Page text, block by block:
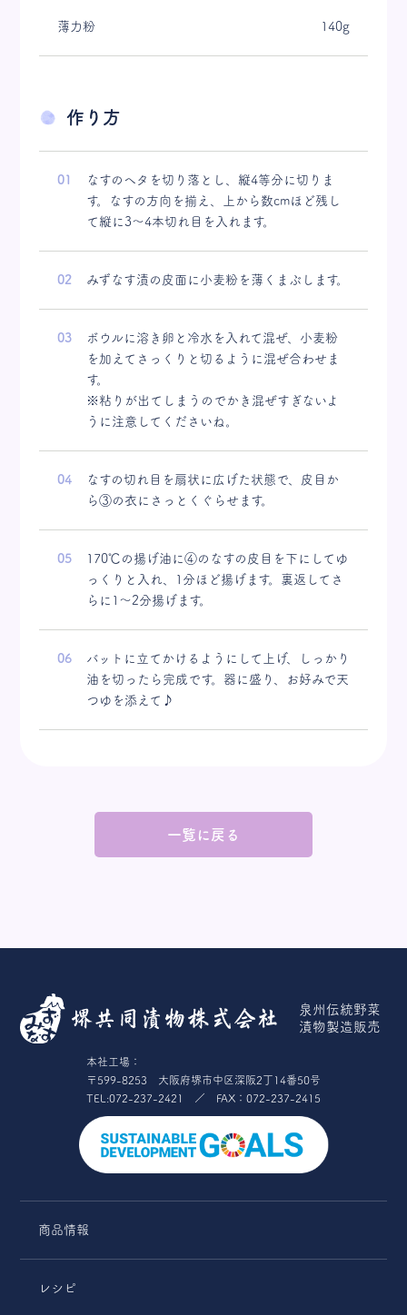
薄力粉 140g
作り方
なすのヘタを切り落とし、縦4等分に切りま
す。なすの方向を揃え、上から数cmほど残し
て縦に3〜4本切れ目を入れます。
みずなす漬の皮面に小麦粉を薄くまぶします。
ボウルに溶き卵と冷水を入れて混ぜ、小麦粉
を加えてさっくりと切るように混ぜ合わせま
す。
※粘りが出てしまうのでかき混ぜすぎないよ
うに注意してくださいね。
なすの切れ目を扇状に広げた状態で、皮目か
ら③の衣にさっとくぐらせます。
170℃の揚げ油に④のなすの皮目を下にしてゆ
っくりと入れ、1分ほど揚げます。裏返してさ
らに1〜2分揚げます。
バットに立てかけるようにして上げ、しっかり
油を切ったら完成です。器に盛り、お好みで天
つゆを添えて♪
一覧に戻る
泉州伝統野菜
漬物製造販売
本社工場：
〒599-8253 大阪府堺市中区深阪2丁14番50号
TEL:072-237-2421 ／ FAX：072-237-2415
商品情報
レシピ